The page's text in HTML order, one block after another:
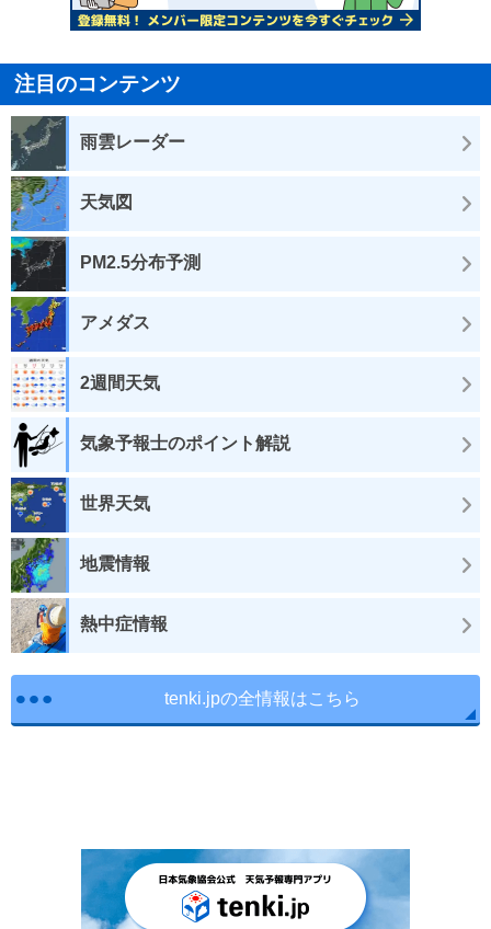
注目のコンテンツ
雨雲レーダー
天気図
PM2.5分布予測
アメダス
2週間天気
気象予報士のポイント解説
世界天気
地震情報
熱中症情報
tenki.jpの全情報はこちら